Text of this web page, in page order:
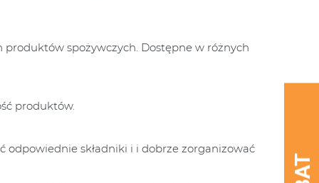
spożywczych. Dostępne w różnych
produktów.
odpowiednie składniki i i dobrze zorganizować